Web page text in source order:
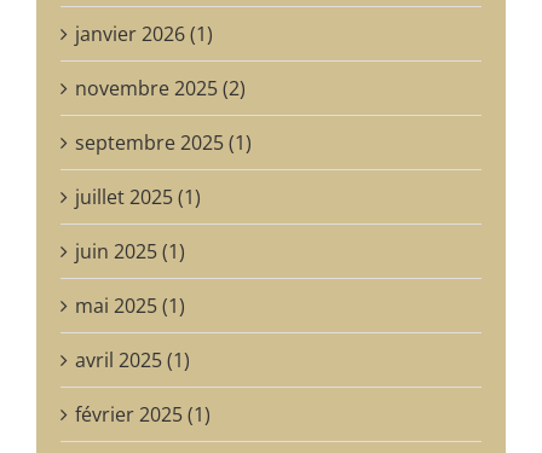
janvier 2026 (1)
novembre 2025 (2)
septembre 2025 (1)
juillet 2025 (1)
juin 2025 (1)
mai 2025 (1)
avril 2025 (1)
février 2025 (1)